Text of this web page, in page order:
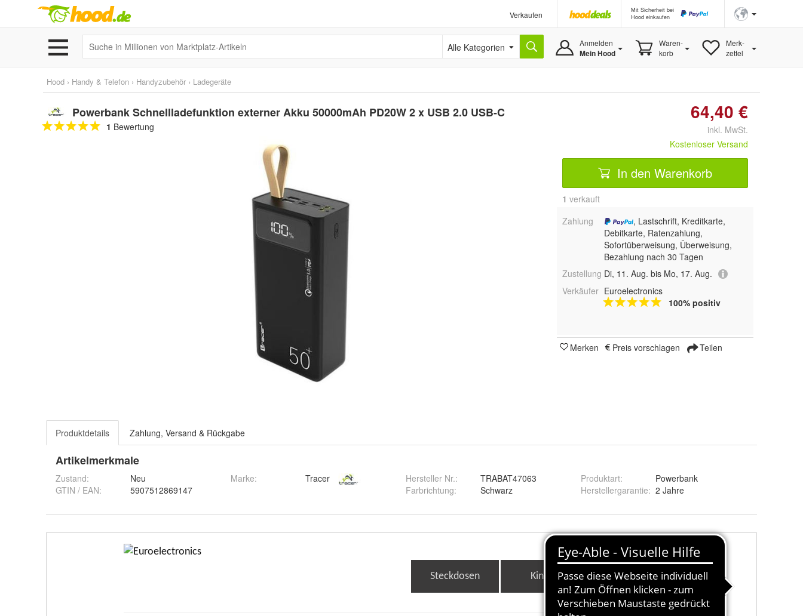
Verkaufen
Mit Sicherheit bei
Hood einkaufen
Alle Kategorien Anmelden
Mein Hood
Waren-
korb
Merk-
zettel
Hood › Handy & Telefon › Handyzubehör › Ladegeräte
Powerbank Schnellladefunktion externer Akku 50000mAh PD20W 2 x USB 2.0 USB-C
1 Bewertung
64,40 €
inkl. MwSt.
Kostenloser Versand
In den Warenkorb
1 verkauft
Zahlung
, Lastschrift, Kreditkarte,
Debitkarte, Ratenzahlung,
Sofortüberweisung, Überweisung,
Bezahlung nach 30 Tagen
Zustellung Di, 11. Aug. bis Mo, 17. Aug.
Verkäufer Euroelectronics
100% positiv
Merken Preis vorschlagen Teilen
Produktdetails Zahlung, Versand & Rückgabe
Artikelmerkmale
Zustand:
Neu
GTIN / EAN:
5907512869147
Marke: Tracer Hersteller Nr.:
TRABAT47063
Farbrichtung: Schwarz
Produktart:
Powerbank
Herstellergarantie: 2 Jahre